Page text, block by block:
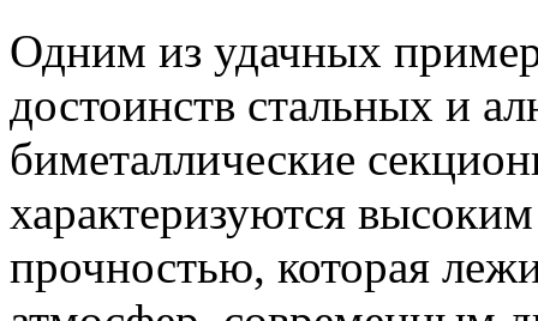
Одним из удачных
достоинств стальных и
биметаллические
характеризуются
прочностью, которая